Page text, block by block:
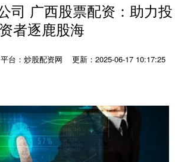
司 广西股票配资：助力投
资者逐鹿股海
平台：炒股配资网
更新：2025-06-17 10:17:25